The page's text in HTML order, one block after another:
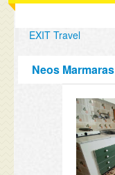
EXIT Travel
Neos Marmaras